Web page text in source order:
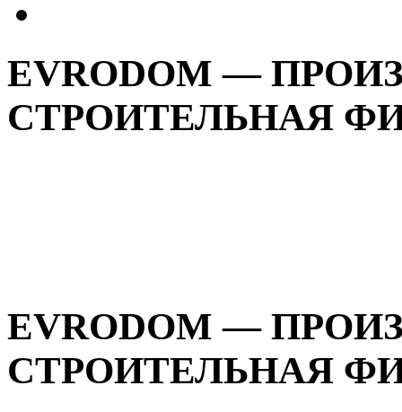
EVRODOM —
СТРОИТЕЛЬНАЯ
EVRODOM —
СТРОИТЕЛЬНАЯ